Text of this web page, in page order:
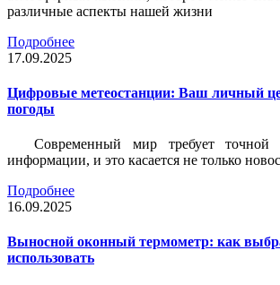
различные аспекты нашей жизни
Подробнее
17.09.2025
Цифровые метеостанции: Ваш личный
погоды
Современный мир требует точной
информации, и это касается не только
Подробнее
16.09.2025
Выносной оконный термометр: как
использовать